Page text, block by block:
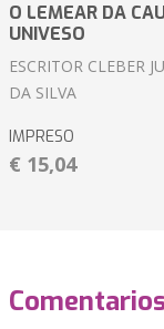
O LEMEAR DA
UNIVESO
ESCRITOR CLEBER
DA SILVA
IMPRESO
€ 15,04